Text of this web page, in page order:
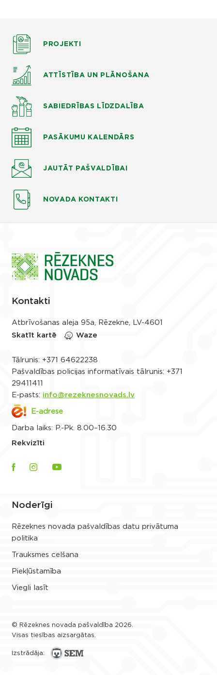
PROJEKTI
ATTĪSTĪBA UN PLĀNOŠANA
SABIEDRĪBAS LĪDZDALĪBA
PASĀKUMU KALENDĀRS
JAUTĀT PAŠVALDĪBAI
NOVADA KONTAKTI
Kontakti
Atbrīvošanas aleja 95a, Rēzekne, LV-4601
Skatīt kartē
Waze
Tālrunis: +371 64622238
Pašvaldības policijas informatīvais tālrunis: +371
29411411
E-pasts: info@rezeknesnovads.lv
E-adrese
Darba laiks: P.-Pk. 8.00–16.30
Rekvizīti
Noderīgi
Rēzeknes novada pašvaldības datu privātuma
politika
Trauksmes celšana
Piekļūstamība
Viegli lasīt
© Rēzeknes novada pašvaldība 2026.
Visas tiesības aizsargātas.
Izstrādāja: